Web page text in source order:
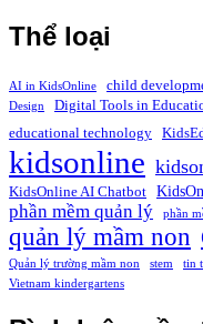
Thể loại
AI in KidsOnline child
Design
Digital Tools in
educational technology
kidsonline
KidsOnline AI Chatbot
phần mềm quản lý phần
quản lý mầm non
Quản lý trường mầm non stem tin
Vietnam kindergartens